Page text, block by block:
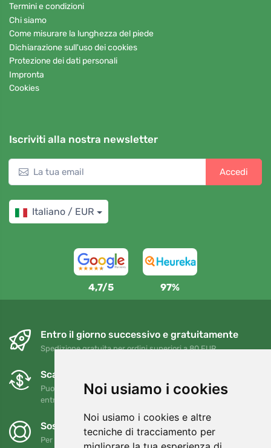
Noi usiamo i cookies
Noi usiamo i cookies e altre
tecniche di tracciamento per
Termini e condizioni
Chi siamo
Come misurare la lunghezza del piede
Dichiarazione sull'uso dei cookies
Protezione dei dati personali
Impronta
Cookies
Iscriviti alla nostra newsletter
Accedi
Italiano / EUR
4,7/5 97%
Entro il giorno successivo e gratuitamente
Spedizione gratuita per ordini superiori a 80 EUR
Scambi e resi gratuiti
Puoi restituire o cambiare il tuo ordine in qualsiasi momento
entro 90 giorni
Sosteniamo Trees.org
Per ogni ordine piantiamo un albero! Leggi di più